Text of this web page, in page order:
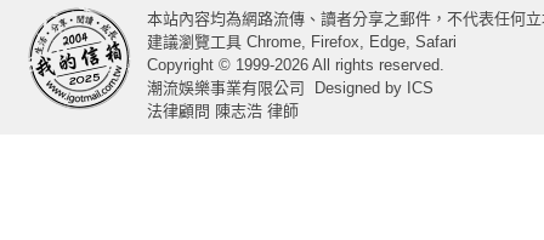
本站內容均為網路流傳、讀者分享之郵件，不代表任何
建議瀏覽工具 Chrome, Firefox, Edge, Safari
Copyright © 1999-2026 All rights reserved.
潮流娛樂事業有限公司
Designed by ICS
法律顧問 陳志浩 律師